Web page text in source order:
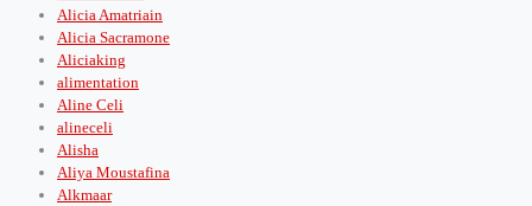
Alicia Amatriain
Alicia Sacramone
Aliciaking
alimentation
Aline Celi
alineceli
Alisha
Aliya Moustafina
Alkmaar